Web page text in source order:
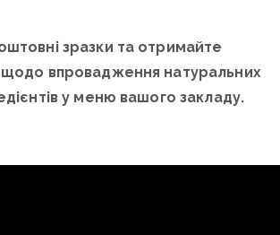
зразки та отримайте
щодо впровадження натуральних
у меню вашого закладу.